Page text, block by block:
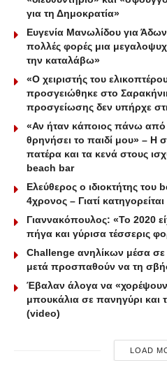
για τη Δημοκρατία»
Ευγενία Μανωλίδου για
πολλές φορές μια
την καταλάβω»
«Ο χειριστής του
προσγειώθηκε στο
προσγείωσης δεν υπήρχε
«Αν ήταν κάποιος πάνω από
θρηνήσει το παιδί μου» – Η
πατέρα και τα κενά στους
beach bar
Ελεύθερος ο ιδιοκτήτης
4χρονος – Γιατί
Γιαννακόπουλος: «Το 2020
πήγα και γύρισα τέσσερις
Challenge ανηλίκων μέσα
μετά προσπαθούν να τη
Έβαλαν άλογα να
μπουκάλια σε πανηγύρι και
(video)
LOAD